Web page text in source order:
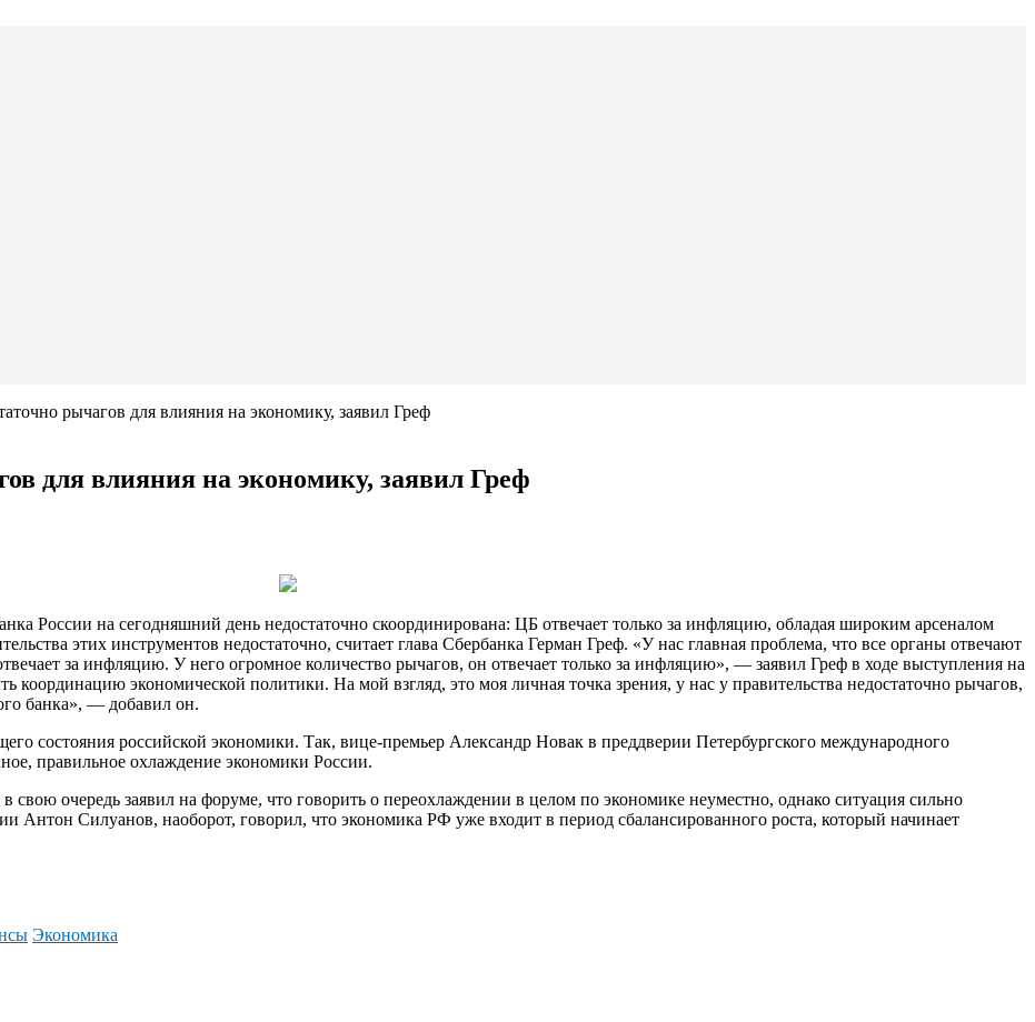
рычагов для влияния на экономику, заявил Греф
для влияния на экономику, заявил Греф
России на сегодняшний день недостаточно скоординирована: ЦБ отвечает только за инфляцию, обладая широким арсеналом
этих инструментов недостаточно, считает глава Сбербанка Герман Греф. «У нас главная проблема, что все органы отвечают
за инфляцию. У него огромное количество рычагов, он отвечает только за инфляцию», — заявил Греф в ходе выступления на
экономической политики. На мой взгляд, это моя личная точка зрения, у нас у правительства недостаточно рычагов,
банка», — добавил он.
состояния российской экономики. Так, вице-премьер Александр Новак в преддверии Петербургского международного
правильное охлаждение экономики России.
свою очередь заявил на форуме, что говорить о переохлаждении в целом по экономике неуместно, однако ситуация сильно
Антон Силуанов, наоборот, говорил, что экономика РФ уже входит в период сбалансированного роста, который начинает
Экономика